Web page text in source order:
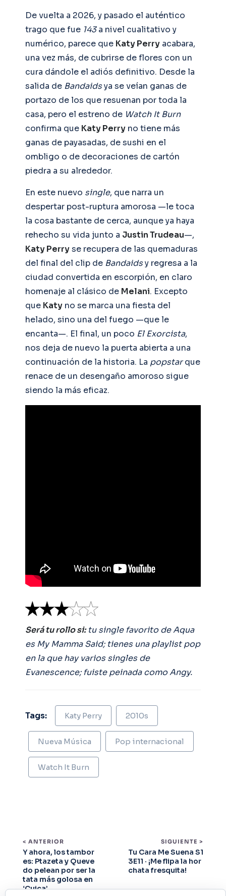
De vuelta a 2026, y pasado el auténtico
trago que fue 143a nivel cualitativo y
numérico, parece que Katy Perry acabara,
una vez más, de cubrirse de flores con un
cura dándole el adiós definitivo. Desde la
salida de Bandaidsya se veían ganas de
portazo de los que resuenan por toda la
casa, pero el estreno de Watch It Burn
confirma que Katy Perry no tiene más
ganas de payasadas, de sushi en el
ombligo o de decoraciones de cartón
piedra a su alrededor.
En este nuevo single, que narra un
despertar post-ruptura amorosa —le toca
la cosa bastante de cerca, aunque ya haya
rehecho su vida junto a Justin Trudeau—,
Katy Perryse recupera de las quemaduras
del final del clip de Bandaidsy regresa a la
ciudad convertida en escorpión, en claro
homenaje al clásico de Melani. Excepto
que Katy no se marca una fiesta del
helado, sino una del fuego —que le
encanta—. El final, un poco El Exorcista,
nos deja de nuevo la puerta abierta a una
continuación de la historia. La popstarque
renace de un desengaño amoroso sigue
siendo la más eficaz.
Será tu rollo si:tu single favorito de Aqua
es My Mamma Said; tienes una playlist pop
en la que hay varios singles de
Evanescence; fuiste peinada como Angy.
Tags: Katy Perry 2010s
Nueva Música Pop internacional
Watch It Burn
< ANTERIOR
Y ahora, los tambor
es: Ptazeta y Queve
do pelean por ser la
tata más golosa en
‘Cuica’
SIGUIENTE >
Tu Cara Me Suena S1
3E11 · ¡Me flipa la hor
chata fresquita!